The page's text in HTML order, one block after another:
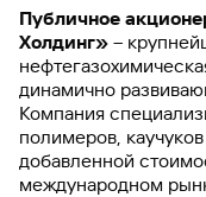
Публичное
Холдинг» –
динамично
Компания
полимеров,
добавленной
международном